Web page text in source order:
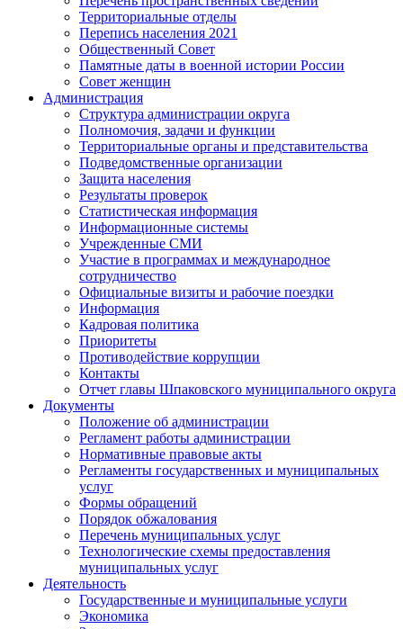
Территориальные отделы
Перепись населения 2021
Общественный Совет
Памятные даты в военной истории России
Совет женщин
Администрация
Структура администрации округа
Полномочия, задачи и функции
Территориальные органы и представительства
Подведомственные организации
Защита населения
Результаты проверок
Статистическая информация
Информационные системы
Учрежденные СМИ
Участие в программах и международное
сотрудничество
Официальные визиты и рабочие поездки
Информация
Кадровая политика
Приоритеты
Противодействие коррупции
Контакты
Отчет главы Шпаковского муниципального округа
Документы
Положение об администрации
Регламент работы администрации
Нормативные правовые акты
Регламенты государственных и муниципальных
услуг
Формы обращений
Порядок обжалования
Перечень муниципальных услуг
Технологические схемы предоставления
муниципальных услуг
Деятельность
Государственные и муниципальные услуги
Экономика